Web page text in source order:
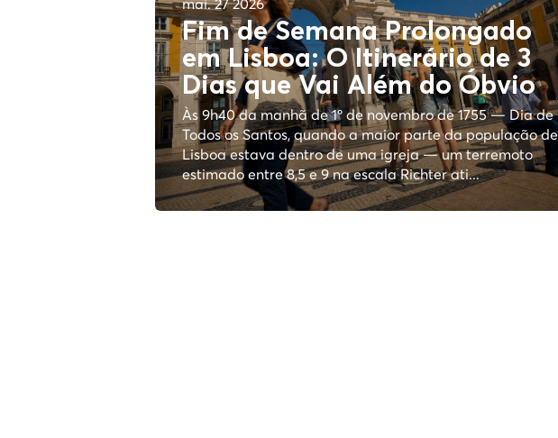
mai. 27 2026
Fim de Semana Prolongado
em Lisboa: O Itinerário de 3
Dias que Vai Além doÓbvio
Às 9h40 da manhã de 1º de novembro de 1755 — Dia de
Todos os Santos, quando a maior parte da população de
Lisboa estava dentro de uma igreja — um terremoto
estimado entre 8,5 e 9 na escala Richter ati...